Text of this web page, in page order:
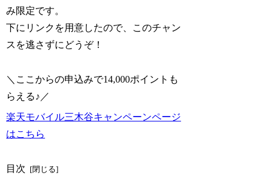
み限定です。
下にリンクを用意したので、このチャン
スを逃さずにどうぞ！
＼ここからの申込みで14,000ポイントも
らえる♪／
楽天モバイル三木谷キャンペーンページ
はこちら
目次